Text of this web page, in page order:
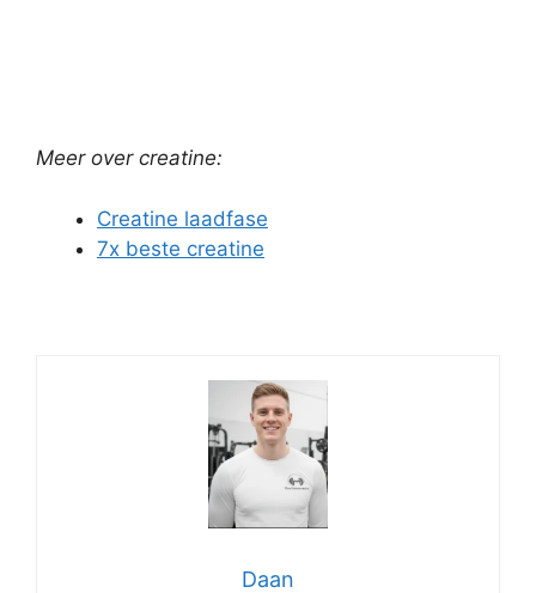
Meer over creatine:
Creatine laadfase
7x beste creatine
Daan